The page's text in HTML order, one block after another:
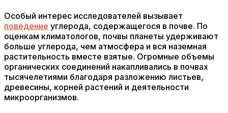
Особый интерес исследователей вызывает
поведение углерода, содержащегося в почве. По
оценкам климатологов, почвы планеты удерживают
больше углерода, чем атмосфера и вся наземная
растительность вместе взятые. Огромные объемы
органических соединений накапливались в почвах
тысячелетиями благодаря разложению листьев,
древесины, корней растений и деятельности
микроорганизмов.